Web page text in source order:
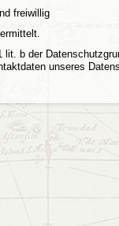
freiwillig
b der
unseres